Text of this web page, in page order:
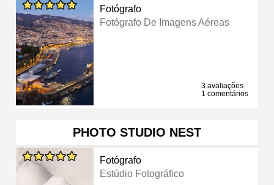
Fotógrafo
Fotógrafo De Imagens Aéreas
3 avaliações
1 comentários
PHOTO STUDIO NEST
Fotógrafo
Estúdio Fotográfico